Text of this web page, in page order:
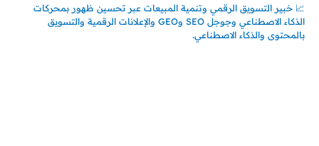
📈 خبير التسويق الرقمي وتنمية المبيعات عبر تحسين ظهور بمحركات
الذكاء الاصطناعي وجوجل SEO وGEO والإعلانات الرقمية والتسويق
بالمحتوى والذكاء الاصطناعي.